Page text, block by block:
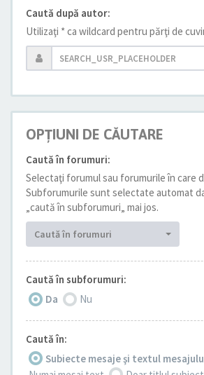
Caută după autor:
Utilizaţi * ca wildcard pentru părţi de
OPŢIUNI DE CĂUTARE
Caută în forumuri:
Selectaţi forumul sau forumurile în care
Subforumurile sunt selectate automat
„caută în subforumuri„ mai jos.
Caută în forumuri
Caută în subforumuri:
Da
Nu
Caută în:
Subiecte mesaje şi textul